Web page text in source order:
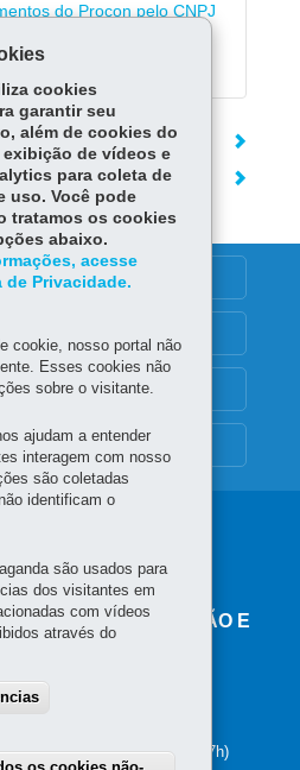
do Procon pelo CNPJ
DE PROTEÇÃO E
CONSUMIDOR
Perneta, 47 - Centro
Telefônico das 09h às 17h)
cookies
garantir seu
além de cookies do
exibição de vídeos e
para coleta de
uso. Você pode
tratamos os cookies
abaixo.
acesse
de Privacidade.
cookie, nosso portal não
Esses cookies não
sobre o visitante.
ajudam a entender
interagem com nosso
são coletadas
identificam o
são usados para
dos visitantes em
com vídeos
através do